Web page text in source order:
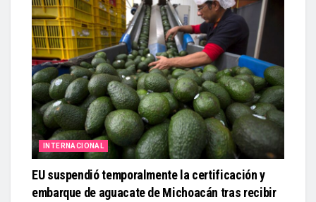
INTERNACIONAL
EU suspendió temporalmente la certificación y
embarque de aguacate de Michoacán tras recibir